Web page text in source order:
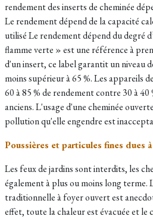
rendement des inserts de cheminée
Le rendement dépend de la capacité
utilisé Le rendement dépend du degré
flamme verte » est une référence à
d'un insert, ce label garantit un niveau
moins supérieur à 65 %. Les appareils
60 à 85 % de rendement contre 30 à
anciens. L'usage d'une cheminée
pollution qu'elle engendre est
Poussières et particules fines dues
Les feux de jardins sont interdits, les
également à plus ou moins long terme.
traditionnelle à foyer ouvert est
effet, toute la chaleur est évacuée et le